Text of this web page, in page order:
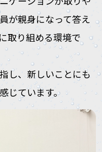
が親身になって答え
取り組める環境で
し、新しいことにも
じています。